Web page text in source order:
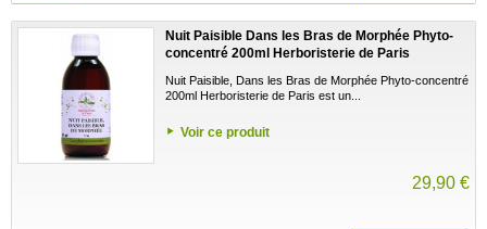
Nuit Paisible Dans les Bras de Morphée Phyto-
concentré 200ml Herboristerie de Paris
Nuit Paisible, Dans les Bras de Morphée Phyto-concentré
200ml Herboristerie de Paris est un...
Voir ce produit
29,90 €